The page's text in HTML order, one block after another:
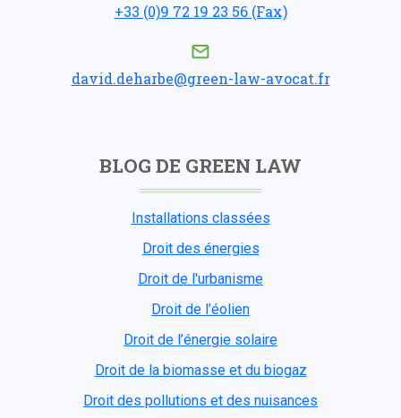
+33 (0)9 72 19 23 56 (Fax)
david.deharbe@green-law-avocat.fr
BLOG DE GREEN LAW
Installations classées
Droit des énergies
Droit de l'urbanisme
Droit de l’éolien
Droit de l’énergie solaire
Droit de la biomasse et du biogaz
Droit des pollutions et des nuisances